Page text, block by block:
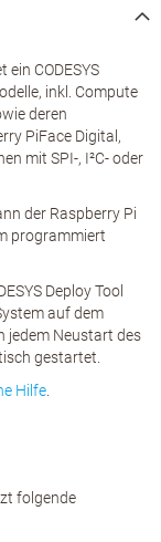
ein CODESYS
inkl. Compute
deren
PiFace Digital,
mit SPI-, I²C- oder
der Raspberry Pi
programmiert
Deploy Tool
auf dem
jedem Neustart des
gestartet.
Hilfe
folgende